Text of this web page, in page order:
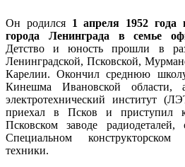
Он родился 1 апреля 1952 года
города Ленинграда в семье
Детство и юность прошли в
Ленинградской, Псковской,
Карелии. Окончил среднюю
Кинешма Ивановской области,
электротехнический институт
приехал в Псков и приступил
Псковском заводе
Специальном
техники.